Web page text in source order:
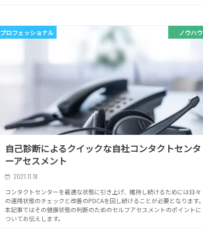
ノウハウ
プロフェッショナル
自己診断によるクイックな自社コンタクトセンタ
ーアセスメント
2021.11.18
コンタクトセンターを最適な状態に引き上げ、維持し続けるためには日々
の運用状態のチェックと改善のPDCAを回し続けることが必要となります。
本記事ではその健康状態の判断のためのセルフアセスメントのポイントに
ついてお伝えします。